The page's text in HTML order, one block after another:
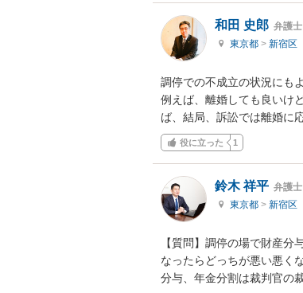
和田 史郎 弁護士
東京都 > 新宿区
調停での不成立の状況にも
例えば、離婚しても良いけ
ば、結局、訴訟では離婚に
役に立った 1
鈴木 祥平 弁護士
東京都 > 新宿区
【質問】調停の場で財産
なったらどっちが悪い悪く
分与、年金分割は裁判官の